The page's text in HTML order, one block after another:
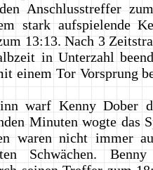
Anschlusstreffer
stark aufspielende
13:13. Nach 3
in Unterzahl
einem Tor Vorsprung
warf Kenny Dober
Minuten wogte das
waren nicht immer
Schwächen. Benny